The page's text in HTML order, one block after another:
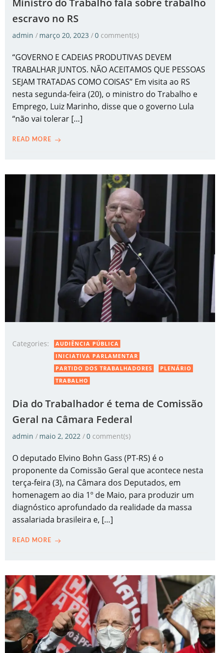
Ministro do Trabalho fala sobre trabalho
escravo no RS
admin / março 20, 2023 /0 comment(s)
“GOVERNO E CADEIAS PRODUTIVAS DEVEM
TRABALHAR JUNTOS. NÃO ACEITAMOS QUE PESSOAS
SEJAM TRATADAS COMO COISAS” Em visita ao RS
nesta segunda-feira (20), o ministro do Trabalho e
Emprego, Luiz Marinho, disse que o governo Lula
“não vai tolerar […]
READ MORE
Categories:
AUDIÊNCIA PÚBLICA
INICIATIVA PARLAMENTAR
PARTIDO DOS TRABALHADORES
PLENÁRIO
TRABALHO
Dia do Trabalhador é tema de Comissão
Geral na Câmara Federal
admin / maio 2, 2022 /0 comment(s)
O deputado Elvino Bohn Gass (PT-RS) é o
proponente da Comissão Geral que acontece nesta
terça-feira (3), na Câmara dos Deputados, em
homenagem ao dia 1º de Maio, para produzir um
diagnóstico aprofundado da realidade da massa
assalariada brasileira e, […]
READ MORE